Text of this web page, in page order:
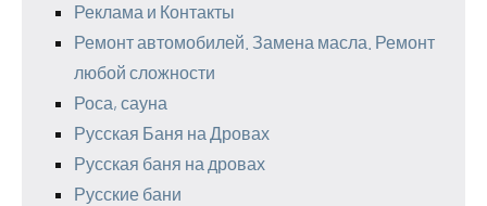
Реклама и Контакты
Ремонт автомобилей. Замена масла. Ремонт
любой сложности
Роса, сауна
Русская Баня на Дровах
Русская баня на дровах
Русские бани